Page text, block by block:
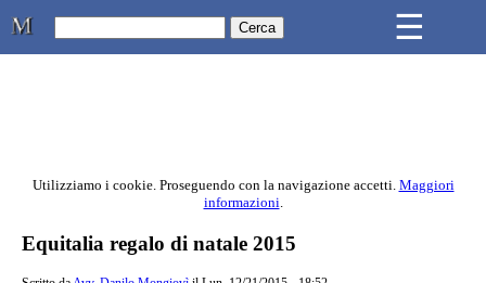
Studio Legale Mongiovì ☰
Contenuto principale della pagina
Utilizziamo i cookie. Proseguendo con la navigazione accetti. Maggiori
informazioni.
Equitalia regalo di natale 2015